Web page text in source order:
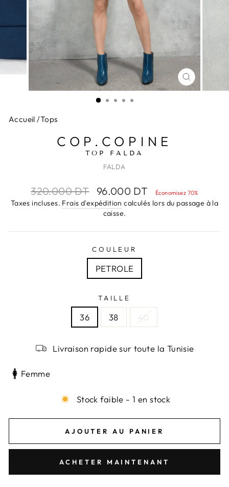
FERMER
(ESC)
Accueil /Tops
COP.COPINE
TOP FALDA
FALDA
Prix
régulier
320.000 DT
Prix
réduit
96.000 DT Économisez 70%
Taxes incluses. Frais d'expédition calculés lors du passage à la
caisse.
COULEUR
PETROLE
TAILLE
36 38 40
Livraison rapide sur toute la Tunisie
Femme
Stock faible - 1 en stock
AJOUTER AU PANIER
ACHETER MAINTENANT